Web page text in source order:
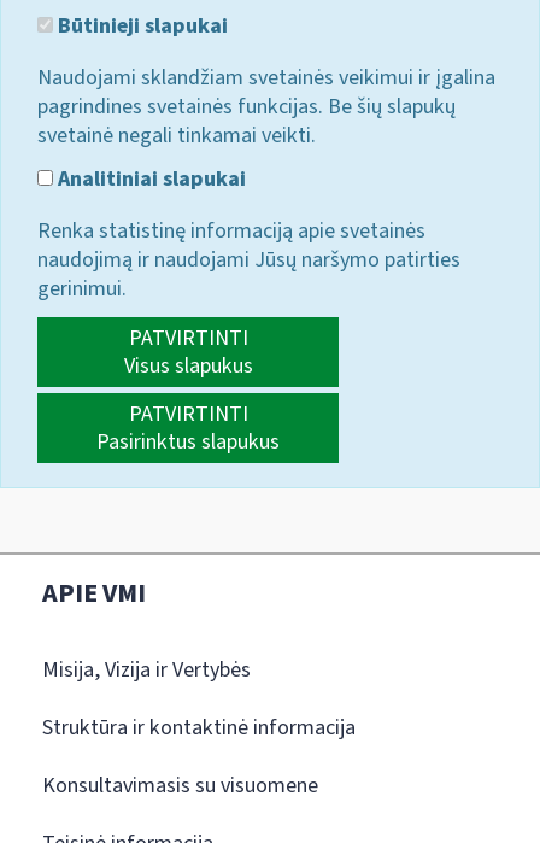
Būtinieji slapukai
Naudojami sklandžiam svetainės veikimui ir įgalina
pagrindines svetainės funkcijas. Be šių slapukų
svetainė negali tinkamai veikti.
Analitiniai slapukai
Renka statistinę informaciją apie svetainės
naudojimą ir naudojami Jūsų naršymo patirties
gerinimui.
PATVIRTINTI
Visus slapukus
PATVIRTINTI
Pasirinktus slapukus
APIE VMI
Misija, Vizija ir Vertybės
Struktūra ir kontaktinė informacija
Konsultavimasis su visuomene